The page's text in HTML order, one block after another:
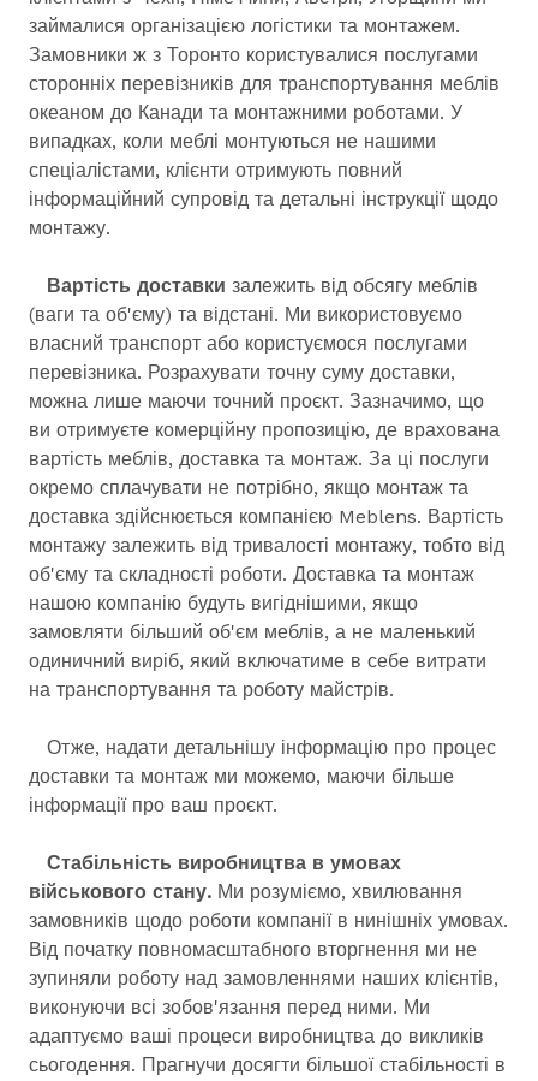
займалися організацією логістики та монтажем.
Замовники ж з Торонто користувалися послугами
сторонніх перевізників для транспортування меблів
океаном до Канади та монтажними роботами. У
випадках, коли меблі монтуються не нашими
спеціалістами, клієнти отримують повний
інформаційний супровід та детальні інструкції щодо
монтажу.
Вартість доставки залежить від обсягу меблів
(ваги та об'єму) та відстані. Ми використовуємо
власний транспорт або користуємося послугами
перевізника. Розрахувати точну суму доставки,
можна лише маючи точний проєкт. Зазначимо, що
ви отримуєте комерційну пропозицію, де врахована
вартість меблів, доставка та монтаж. За ці послуги
окремо сплачувати не потрібно, якщо монтаж та
доставка здійснюється компанією Meblens. Вартість
монтажу залежить від тривалості монтажу, тобто від
об'єму та складності роботи. Доставка та монтаж
нашою компанію будуть вигіднішими, якщо
замовляти більший об'єм меблів, а не маленький
одиничний виріб, який включатиме в себе витрати
на транспортування та роботу майстрів.
Отже, надати детальнішу інформацію про процес
доставки та монтаж ми можемо, маючи більше
інформації про ваш проєкт.
Стабільність виробництва в умовах
військового стану. Ми розуміємо, хвилювання
замовників щодо роботи компанії в нинішніх умовах.
Від початку повномасштабного вторгнення ми не
зупиняли роботу над замовленнями наших клієнтів,
виконуючи всі зобов'язання перед ними. Ми
адаптуємо ваші процеси виробництва до викликів
сьогодення. Прагнучи досягти більшої стабільності в